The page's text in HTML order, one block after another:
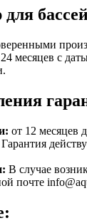
месяцев с
от 12 месяцев
Гарантия
В случае
почте